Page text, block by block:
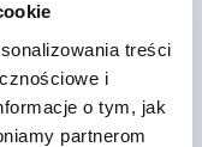
treści
i
o tym, jak
partnerom